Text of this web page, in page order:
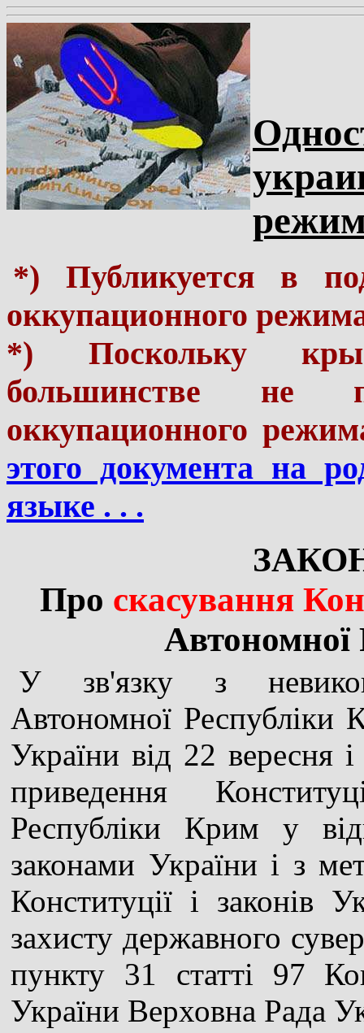
*) Публикуется в
оккупационного
*) Поскольку
большинстве не
оккупационного
этого документа на
языке . . .
Про скасування
Автономної
У зв'язку з
Автономної Республіки
України від 22 вересня
приведення
Республіки Крим у
законами України і з
Конституції і законів
захисту державного
пункту 31 статті 97
України Верховна Рада